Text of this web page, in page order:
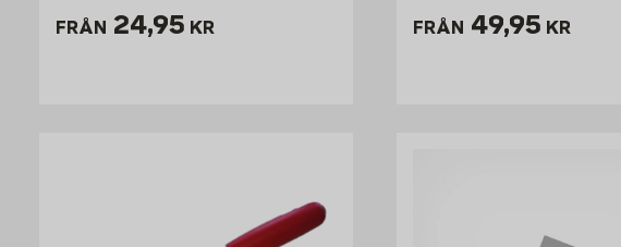
FRÅN Pris 24.95 kr
24,95 KR FRÅN Pris 49.95 kr
49,95 KR